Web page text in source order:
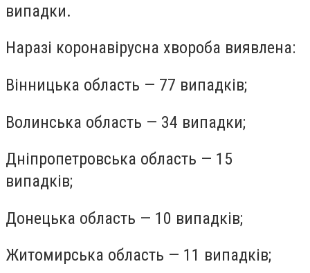
випадки.
Наразі коронавірусна хвороба виявлена:
Вінницька область — 77 випадків;
Волинська область — 34 випадки;
Дніпропетровська область — 15
випадків;
Донецька область — 10 випадків;
Житомирська область — 11 випадків;